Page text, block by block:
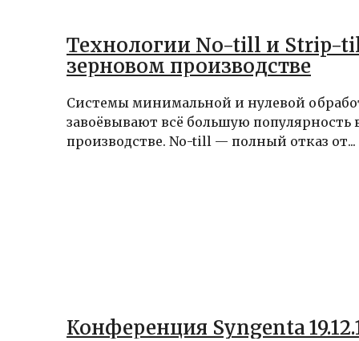
Технологии No-till и Strip-
зерновом производстве
Системы минимальной и нулевой
завоёвывают всё большую популярность
производстве. No-till — полный отказ от...
Конференция Syngenta